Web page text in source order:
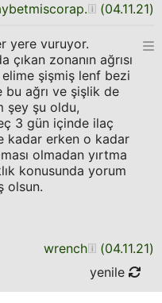
(04.11.21)
yere vuruyor.
çıkan zonanın ağrısı
şişmiş lenf bezi
ağrı ve şişlik de
şey şu oldu,
3 gün içinde ilaç
kadar erken o kadar
olmadan yırtma
konusunda yorum
olsun.
wrench (04.11.21)
yenile